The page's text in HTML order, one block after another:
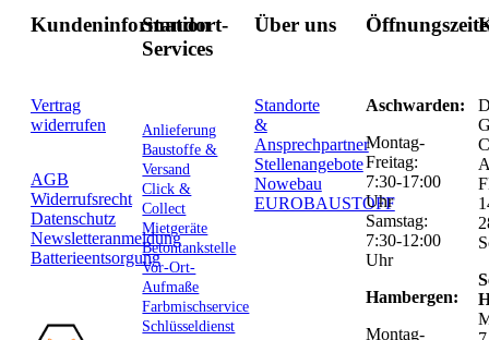
Kundeninformation
Vertrag
widerrufen
AGB
Widerrufsrecht
Datenschutz
Newsletteranmeldung
Batterieentsorgung
Standort-
Services
Anlieferung
Baustoffe &
Versand
Click &
Collect
Mietgeräte
Betontankstelle
Vor-Ort-
Aufmaße
Farbmischservice
Schlüsseldienst
Über uns
Standorte
&
Ansprechpartner
Stellenangebote
Nowebau
EUROBAUSTOFF
Aschwarden:
Montag-
Freitag:
7:30-17:00
Uhr
Samstag:
7:30-12:00
Uhr
Hambergen:
Montag-